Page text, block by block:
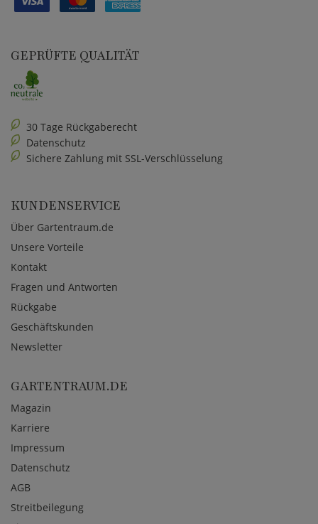
GEPRÜFTE QUALITÄT
30 Tage Rückgaberecht
Datenschutz
Sichere Zahlung mit SSL-Verschlüsselung
KUNDENSERVICE
Über Gartentraum.de
Unsere Vorteile
Kontakt
Fragen und Antworten
Rückgabe
Geschäftskunden
Newsletter
GARTENTRAUM.DE
Magazin
Karriere
Impressum
Datenschutz
AGB
Streitbeilegung